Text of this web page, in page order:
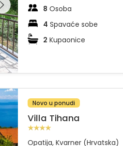
8 Osoba
4 Spavaće sobe
2 Kupaonice
Novo u ponudi
Villa Tihana
Opatija, Kvarner (Hrvatska)